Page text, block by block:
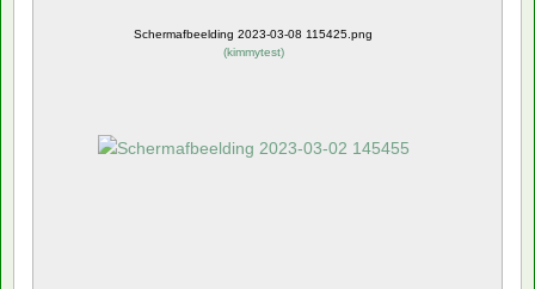
Schermafbeelding 2023-03-08 115425.png
(kimmytest)